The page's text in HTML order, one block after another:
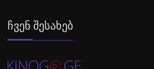
Ჩვენ Შესახებ